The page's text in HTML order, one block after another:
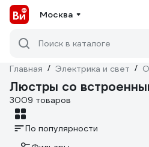
Москва
Поиск в каталоге
Главная / Электрика и свет /
Люстры со
3009 товаров
По популярности